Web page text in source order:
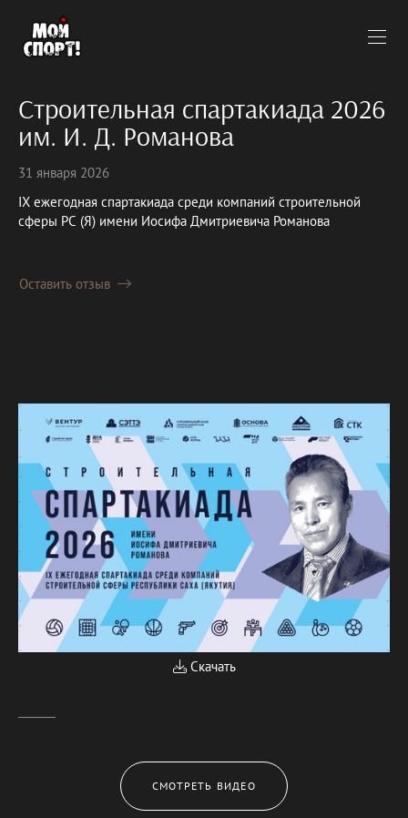
Строительная спартакиада 2026
им. И. Д. Романова
31 января 2026
IX ежегодная спартакиада среди компаний строительной
сферы РС (Я) имени Иосифа Дмитриевича Романова
Оставить отзыв
Скачать
СМОТРЕТЬ ВИДЕО